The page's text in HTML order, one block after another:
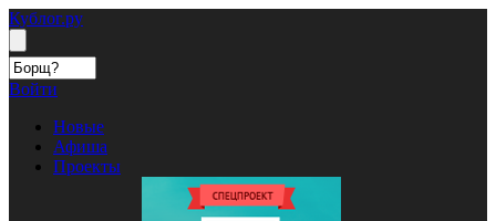
Кублог.ру
Войти
Новые
Афиша
Проекты